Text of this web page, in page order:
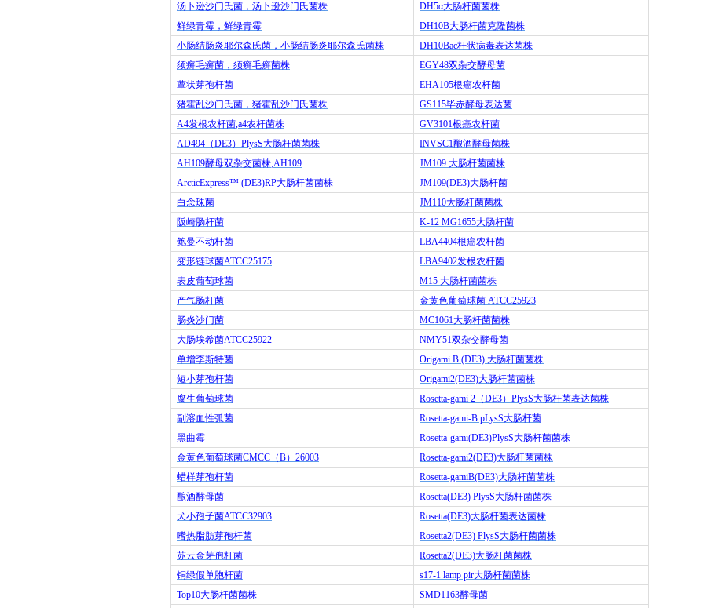
汤卜逊沙门氏菌，汤卜逊沙门氏菌株
DH5α大肠杆菌菌株
鲜绿青霉，鲜绿青霉
DH10B大肠杆菌克隆菌株
小肠结肠炎耶尔森氏菌，小肠结肠炎耶尔森氏菌株
DH10Bac杆状病毒表达菌株
须癣毛癣菌，须癣毛癣菌株
EGY48双杂交酵母菌
蕈状芽孢杆菌
EHA105根癌农杆菌
猪霍乱沙门氏菌，猪霍乱沙门氏菌株
GS115毕赤酵母表达菌
A4发根农杆菌 ,a4农杆菌株 GV3101根癌农杆菌
AD494 （DE3） PlysS大肠杆菌菌株 INVSC1酿酒酵母菌株
AH109酵母双杂交菌株 ,AH109 JM109 大肠杆菌菌株
ArcticExpress™ (DE3)RP大肠杆菌菌株 JM109(DE3)大肠杆菌
白念珠菌
JM110大肠杆菌菌株
阪崎肠杆菌
K-12 MG1655大肠杆菌
鲍曼不动杆菌
LBA4404根癌农杆菌
变形链球菌ATCC25175 LBA9402发根农杆菌
表皮葡萄球菌
M15 大肠杆菌菌株
产气肠杆菌
金黄色葡萄球菌 ATCC25923
肠炎沙门菌
MC1061大肠杆菌菌株
大肠埃希菌ATCC25922 NMY51双杂交酵母菌
单增李斯特菌
Origami B (DE3) 大肠杆菌菌株
短小芽孢杆菌
Origami2(DE3)大肠杆菌菌株
腐生葡萄球菌
Rosetta-gami 2 （DE3） PlysS大肠杆菌表达菌株
副溶血性弧菌
Rosetta-gami-B pLysS大肠杆菌
黑曲霉
Rosetta-gami(DE3)PlysS大肠杆菌菌株
金黄色葡萄球菌CMCC （B） 26003 Rosetta-gami2(DE3)大肠杆菌菌株
蜡样芽孢杆菌
Rosetta-gamiB(DE3)大肠杆菌菌株
酿酒酵母菌
Rosetta(DE3) PlysS大肠杆菌菌株
犬小孢子菌ATCC32903 Rosetta(DE3)大肠杆菌表达菌株
嗜热脂肪芽孢杆菌
Rosetta2(DE3) PlysS大肠杆菌菌株
苏云金芽孢杆菌
Rosetta2(DE3)大肠杆菌菌株
铜绿假单胞杆菌
s17-1 lamp pir大肠杆菌菌株
Top10大肠杆菌菌株 SMD1163酵母菌